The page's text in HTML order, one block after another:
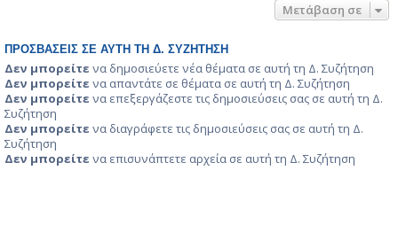
Μετάβαση σε
ΠΡΟΣΒΆΣΕΙΣ ΣΕ ΑΥΤΉ ΤΗ Δ. ΣΥΖΉΤΗΣΗ
Δεν μπορείτε να δημοσιεύετε νέα θέματα σε αυτή τη Δ. Συζήτηση
Δεν μπορείτε να απαντάτε σε θέματα σε αυτή τη Δ. Συζήτηση
Δεν μπορείτε να επεξεργάζεστε τις δημοσιεύσεις σας σε αυτή τη Δ.
Συζήτηση
Δεν μπορείτε να διαγράφετε τις δημοσιεύσεις σας σε αυτή τη Δ.
Συζήτηση
Δεν μπορείτε να επισυνάπτετε αρχεία σε αυτή τη Δ. Συζήτηση